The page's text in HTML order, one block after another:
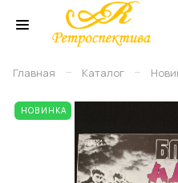
Главная – Каталог –
НОВИНКА